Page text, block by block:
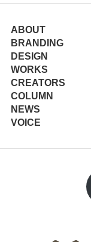
ABOUT
BRANDING
DESIGN
WORKS
CREATORS
COLUMN
NEWS
VOICE